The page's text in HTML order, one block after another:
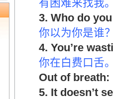
有困难来找我
3. Who do
你以为你是谁
4. You’re
你在白费口舌
Out of breath:
5. It doesn’t